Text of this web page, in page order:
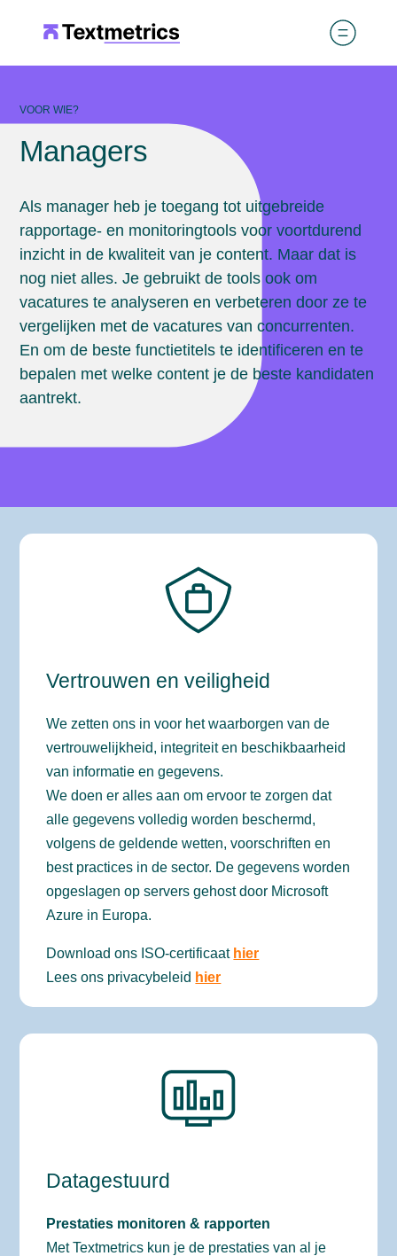
VOOR WIE?
Managers
Als manager heb je toegang tot uitgebreide
rapportage- en monitoringtools voor voortdurend
inzicht in de kwaliteit van je content. Maar dat is
nog niet alles. Je gebruikt de tools ook om
vacatures te analyseren en verbeteren door ze te
vergelijken met de vacatures van concurrenten.
En om de beste functietitels te identificeren en te
bepalen met welke content je de beste kandidaten
aantrekt.
Vertrouwen en veiligheid
We zetten ons in voor het waarborgen van de
vertrouwelijkheid, integriteit en beschikbaarheid
van informatie en gegevens.
We doen er alles aan om ervoor te zorgen dat
alle gegevens volledig worden beschermd,
volgens de geldende wetten, voorschriften en
best practices in de sector. De gegevens worden
opgeslagen op servers gehost door Microsoft
Azure in Europa.
Download ons ISO-certificaat hier
Lees ons privacybeleid hier
Datagestuurd
Prestaties monitoren & rapporten
Met Textmetrics kun je de prestaties van al je